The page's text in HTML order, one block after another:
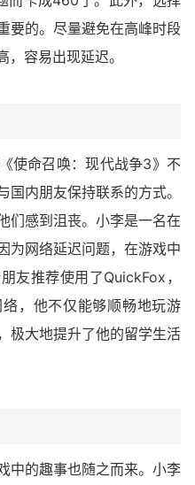
要的。尽量避免在高峰时段
容易出现延迟。
使命召唤：现代战争3》不
内朋友保持联系的方式。
们感到沮丧。小李是一名在
为网络延迟问题，在游戏中
友推荐使用了QuickFox，
，他不仅能够顺畅地玩游
极大地提升了他的留学生活
中的趣事也随之而来。小李